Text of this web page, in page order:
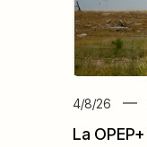
4/8/26
La